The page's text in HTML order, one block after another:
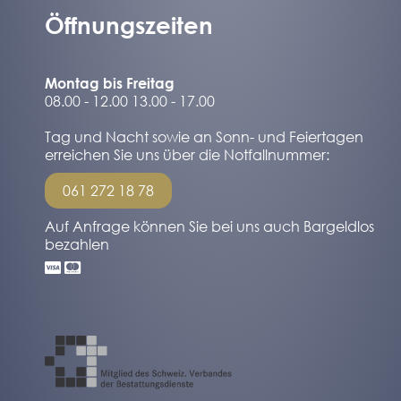
Öffnungszeiten
Montag bis Freitag
08.00 - 12.00 13.00 - 17.00
Tag und Nacht sowie an Sonn- und Feiertagen
erreichen Sie uns über die Notfallnummer:
061 272 18 78
Auf Anfrage können Sie bei uns auch Bargeldlos
bezahlen